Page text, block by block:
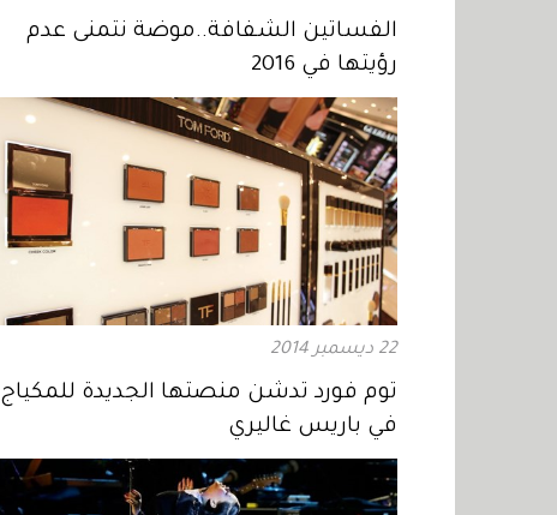
الفساتين الشفافة..موضة نتمنى عدم
رؤيتها في 2016
22 ديسمبر 2014
توم فورد تدشن منصتها الجديدة للمكياج
في باريس غاليري